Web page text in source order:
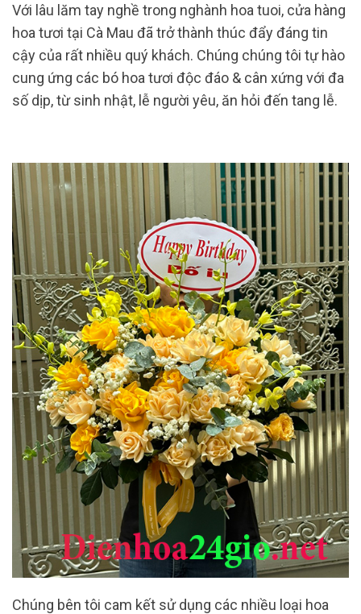
Với lâu lăm tay nghề trong nghành hoa tuoi, cửa hàng
hoa tươi tại Cà Mau đã trở thành thúc đẩy đáng tin
cậy của rất nhiều quý khách. Chúng chúng tôi tự hào
cung ứng các bó hoa tươi độc đáo & cân xứng với đa
số dịp, từ sinh nhật, lễ người yêu, ăn hỏi đến tang lễ.
Chúng bên tôi cam kết sử dụng các nhiều loại hoa